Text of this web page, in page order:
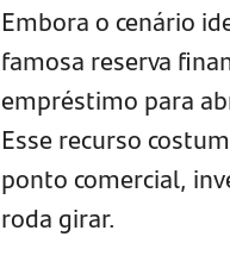
Embora o cenário
famosa reserva
empréstimo para
Esse recurso
ponto comercial,
roda girar.